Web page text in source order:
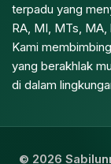
terpadu yang
RA, MI, MTs, MA,
Kami
yang berakhlak
di dalam
© 2026